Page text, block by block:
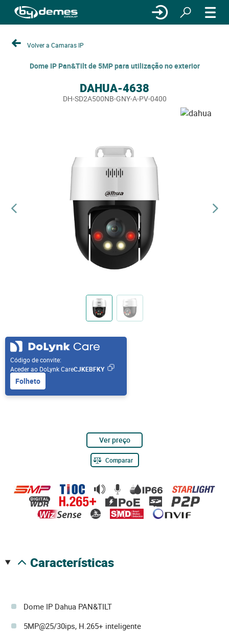
Volver a Camaras IP
Dome IP Pan&Tilt de 5MP para utilização no exterior
DAHUA-4638
DH-SD2A500NB-GNY-A-PV-0400
Código de convite:
Aceder ao DoLynk CareCJKEBFKY
Folheto
Ver preço
Comparar
características
Dome IP Dahua PAN&TILT
5MP@25/30ips, H.265+ inteligente